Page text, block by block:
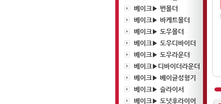
베이크▶ 번몰더
베이크▶ 바케트몰더
베이크▶ 도우몰더
베이크▶ 도우디바이더
베이크▶ 도우라운더
베이크▶디바이더라운더
베이크▶ 베이글성형기
베이크▶ 슬라이서
베이크▶ 도넛후라이어